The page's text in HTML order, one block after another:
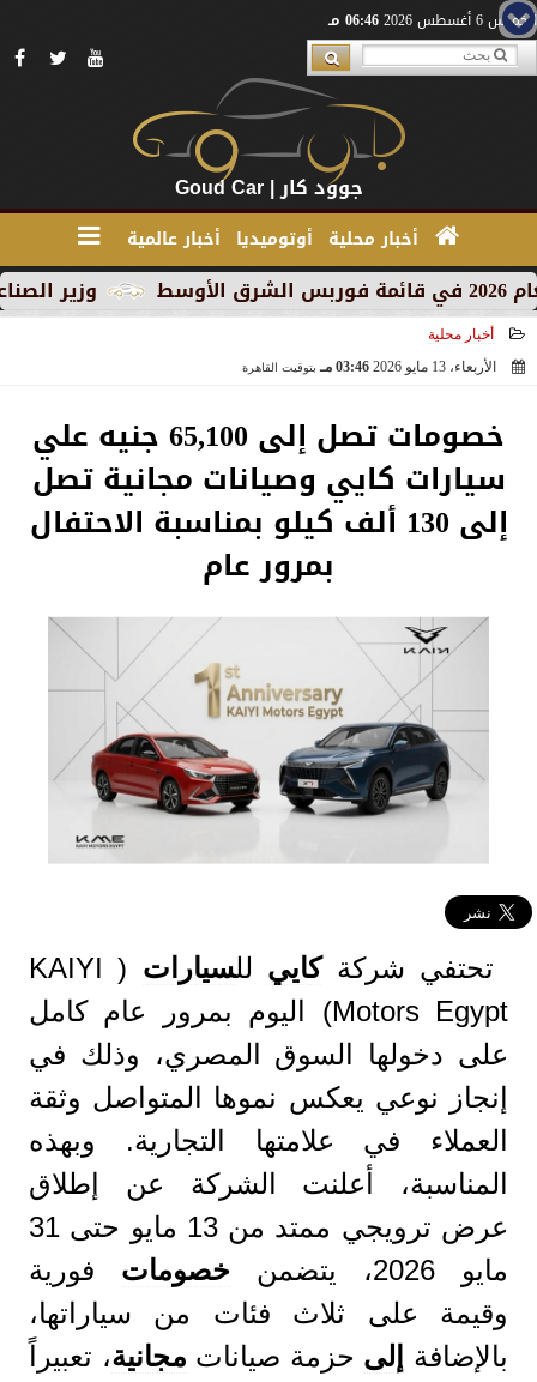
الخميس 6 أغسطس 2026 06:46 مـ
جوود كار | Goud Car
أخبار محلية أوتوميديا أخبار عالمية
وزير الصناعة يبحث
أخبار محلية
الأربعاء، 13 مايو 2026
03:46 مـ بتوقيت القاهرة
خصومات تصل إلى 65,100 جنيه علي
سيارات كايي وصيانات مجانية تصل
إلى 130 ألف كيلو بمناسبة الاحتفال
بمرور عام
تحتفي شركةكايي للسيارات
( KAIYI
Motors Egypt) اليوم بمرور عام كامل
على دخولها السوق المصري، وذلك في
إنجاز نوعي يعكس نموها المتواصل وثقة
العملاء في علامتها التجارية. وبهذه
المناسبة، أعلنت الشركة عن إطلاق
عرض ترويجي ممتد من 13 مايو حتى 31
مايو 2026، يتضمن
خصومات فورية
وقيمة على ثلاث فئات من سياراتها،
بالإضافة
إلى حزمة صيانات مجانية، تعبيراً